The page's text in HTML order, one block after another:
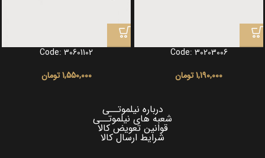
Code: 30203006
1,190,000تومان
Code: 30601102
1,550,000 تومان
درباره نیلموتــی
شعبه های نیلموتــی
قوانین تعویض کالا
شرایط ارسال کالا